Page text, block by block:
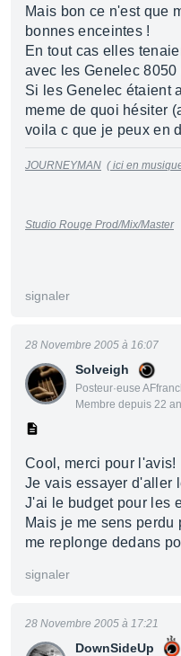
Mais bon ce n'est que
bonnes enceintes !
En tout cas elles
avec les Genelec
Si les Genelec étaient
meme de quoi hésiter
voila c que je peux en
JOURNEYMAN ( ici en
Studio Rouge Prod/Mix/Master
signaler
Solveigh
Posteur·euse
Membre depuis 22
28 Novembre 2005 à 16:07
Cool, merci pour l'avis!
Je vais essayer d'aller
J'ai le budget pour les
Mais je me sens
me replonge dedans
signaler
DownSideUp
28 Novembre 2005 à 17:21